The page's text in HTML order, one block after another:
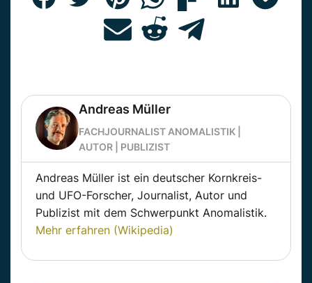
Andreas Müller
FACHJOURNALIST ANOMALISTIK |
AUTOR | PUBLIZIST
Andreas Müller ist ein deutscher Kornkreis-
und UFO-Forscher, Journalist, Autor und
Publizist mit dem Schwerpunkt Anomalistik.
Mehr erfahren (Wikipedia)